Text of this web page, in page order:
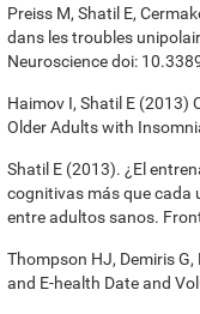
Preiss M, Shatil E,
dans les troubles
Neuroscience doi:
Haimov I, Shatil E (2013)
Older Adults with
Shatil E (2013). ¿El
cognitivas más que cada
entre adultos sanos.
Thompson HJ, Demiris G,
and E-health Date and